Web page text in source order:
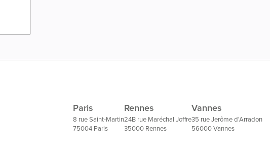
Paris
8 rue Saint-Martin
75004 Paris
Rennes
24B rue Maréchal Joffre
35000 Rennes
Vannes
35 rue Jerôme d'Arradon
56000 Vannes